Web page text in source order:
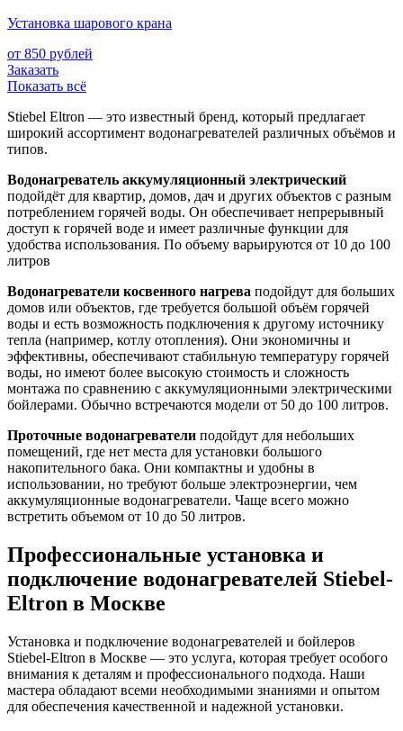
Установка шарового крана
от 850 рублей
Заказать
Показать всё
Stiebel Eltron — это известный бренд, который предлагает
широкий ассортимент водонагревателей различных объёмов и
типов.
Водонагреватель аккумуляционный электрический
подойдёт для квартир, домов, дач и других объектов с разным
потреблением горячей воды. Он обеспечивает непрерывный
доступ к горячей воде и имеет различные функции для
удобства использования. По объему варьируются от 10 до 100
литров
Водонагреватели косвенного нагрева подойдут для больших
домов или объектов, где требуется большой объём горячей
воды и есть возможность подключения к другому источнику
тепла (например, котлу отопления). Они экономичны и
эффективны, обеспечивают стабильную температуру горячей
воды, но имеют более высокую стоимость и сложность
монтажа по сравнению с аккумуляционными электрическими
бойлерами. Обычно встречаются модели от 50 до 100 литров.
Проточные водонагреватели подойдут для небольших
помещений, где нет места для установки большого
накопительного бака. Они компактны и удобны в
использовании, но требуют больше электроэнергии, чем
аккумуляционные водонагреватели. Чаще всего можно
встретить объемом от 10 до 50 литров.
Профессиональные установка и
подключение водонагревателей Stiebel-
Eltron в Москве
Установка и подключение водонагревателей и бойлеров
Stiebel-Eltron в Москве — это услуга, которая требует особого
внимания к деталям и профессионального подхода. Наши
мастера обладают всеми необходимыми знаниями и опытом
для обеспечения качественной и надежной установки.